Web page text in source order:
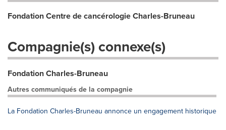
Fondation Centre de cancérologie Charles-Bruneau
Compagnie(s) connexe(s)
Fondation Charles-Bruneau
Autres communiqués de la compagnie
La Fondation Charles-Bruneau annonce un engagement historique